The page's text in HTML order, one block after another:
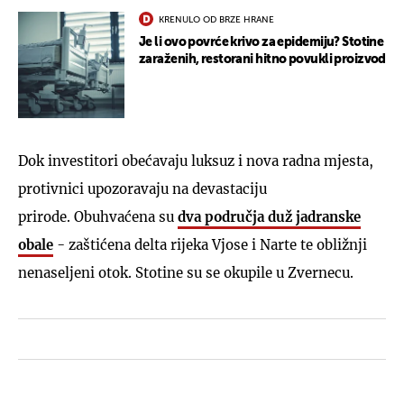
KRENULO OD BRZE HRANE
Je li ovo povrće krivo za epidemiju? Stotine
zaraženih, restorani hitno povukli proizvod
Dok investitori obećavaju luksuz i nova radna mjesta,
protivnici upozoravaju na devastaciju
prirode. Obuhvaćena su dva područja duž jadranske
obale - zaštićena delta rijeka Vjose i Narte te obližnji
nenaseljeni otok. Stotine su se okupile u Zvernecu.